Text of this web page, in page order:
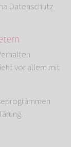
Datenschutz
vor allem mit